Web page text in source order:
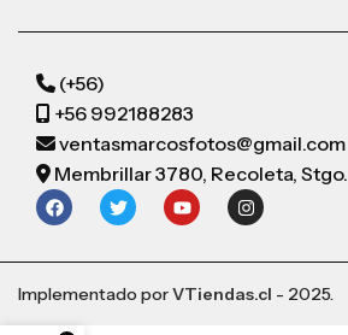
(+56)
+56 992188283
ventasmarcosfotos@gmail.com
Membrillar 3780, Recoleta, Stgo.
Implementado porVTiendas.cl - 2025.